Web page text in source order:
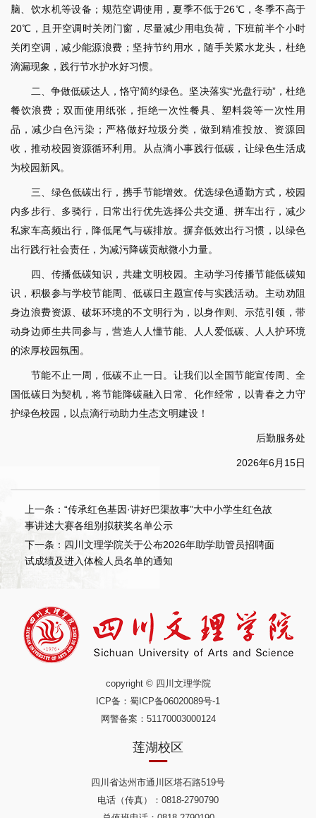
脑、饮水机等设备；规范空调使用，夏季不低于26℃，冬季不高于
20℃，且开空调时关闭门窗，尽量减少用电负荷，下班前半个小时
关闭空调，减少能源浪费；坚持节约用水，随手关紧水龙头，杜绝
滴漏现象，践行节水护水好习惯。
二、争做低碳达人，恪守简约绿色。坚决落实“光盘行动”，杜绝
餐饮浪费；双面使用纸张，拒绝一次性餐具、塑料袋等一次性用
品，减少白色污染；严格做好垃圾分类，做到精准投放、资源回
收，推动校园资源循环利用。从点滴小事践行低碳，让绿色生活成
为校园新风。
三、绿色低碳出行，携手节能增效。优选绿色通勤方式，校园
内多步行、多骑行，日常出行优先选择公共交通、拼车出行，减少
私家车高频出行，降低尾气与碳排放。摒弃低效出行习惯，以绿色
出行践行社会责任，为减污降碳贡献微小力量。
四、传播低碳知识，共建文明校园。主动学习传播节能低碳知
识，积极参与学校节能周、低碳日主题宣传与实践活动。主动劝阻
身边浪费资源、破坏环境的不文明行为，以身作则、示范引领，带
动身边师生共同参与，营造人人懂节能、人人爱低碳、人人护环境
的浓厚校园氛围。
节能不止一周，低碳不止一日。让我们以全国节能宣传周、全
国低碳日为契机，将节能降碳融入日常、化作经常，以青春之力守
护绿色校园，以点滴行动助力生态文明建设！
后勤服务处
2026年6月15日
上一条：“传承红色基因·讲好巴渠故事”大中小学生红色故
事讲述大赛各组别拟获奖名单公示
下一条：四川文理学院关于公布2026年助学助管员招聘面
试成绩及进入体检人员名单的通知
copyright © 四川文理学院
ICP备： 蜀ICP备06020089号-1
网警备案：51170003000124
莲湖校区
四川省达州市通川区塔石路519号
电话（传真）：0818-2790790